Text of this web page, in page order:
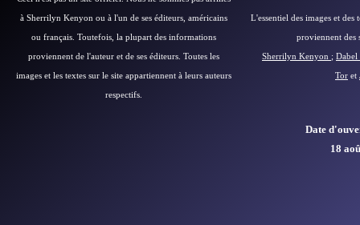
à Sherrilyn Kenyon ou à l'un de ses éditeurs, américains
ou français. Toutefois, la plupart des informations
proviennent de l'auteur et de ses éditeurs. Toutes les
images et les textes sur le site appartiennent à leurs auteurs
respectifs.
L'essentiel des images et
proviennent des
Sherrilyn Kenyon ; Dabel
Tor et
Date
18